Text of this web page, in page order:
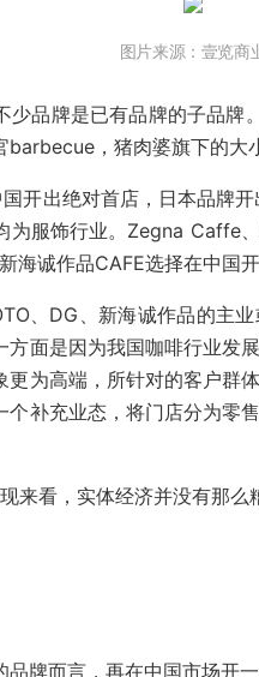
图片来源：壹览商
少品牌是已有品牌的子品牌
barbecue，猪肉婆旗下的大
开出绝对首店，日本品牌
为服饰行业。Zegna Caffe
海诚作品CAFE选择在中国开
、DG、新海诚作品的主
方面是因为我国咖啡行业发
更为高端，所针对的客户群
个补充业态，将门店分为零
来看，实体经济并没有那么
牌而言，再在中国市场开